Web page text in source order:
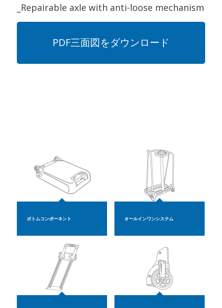
_Repairable axle with anti-loose mechanism
PDF三面図をダウンロード
ボトムコンポーネント オールインワンシステム